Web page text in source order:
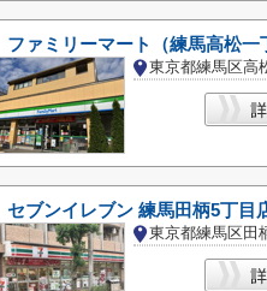
ファミリーマート（練馬高松一
東京都練馬区高
セブンイレブン 練馬田柄5丁目
東京都練馬区田